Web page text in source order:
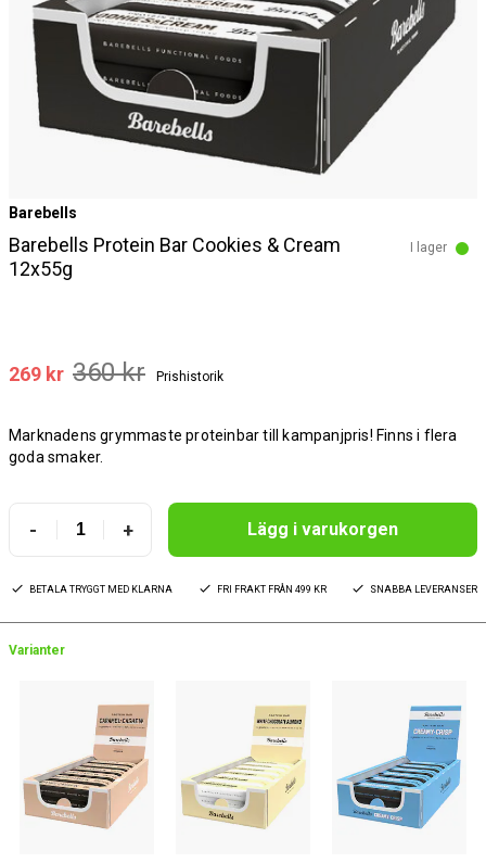
Barebells
Barebells Protein Bar Cookies & Cream
12x55g
I lager
269 kr 360 kr Prishistorik
Marknadens grymmaste proteinbar till kampanjpris! Finns i flera
goda smaker.
- + Lägg i varukorgen
BETALA TRYGGT MED KLARNA FRI FRAKT FRÅN 499 KR SNABBA LEVERANSER
Varianter